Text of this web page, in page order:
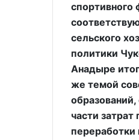
спортивного
сельского
политики
Анадыре
же темой
части
переработки